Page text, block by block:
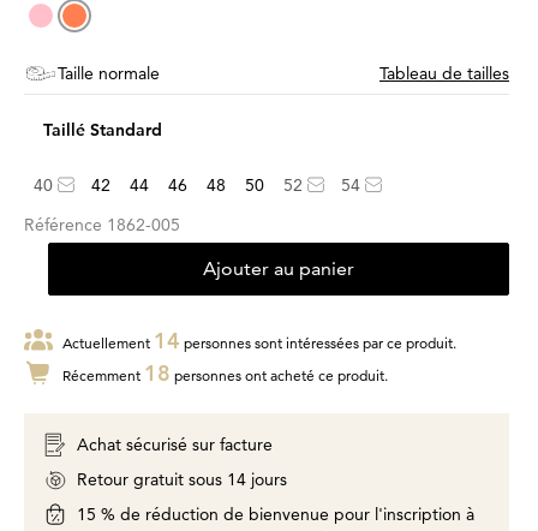
Taille normale Tableau de tailles
Taillé Standard
40 42 44 46 48 50 52
54
Référence 1862-005
Ajouter au panier
Actuellement 14 personnes sont intéressées par ce produit.
Récemment 18 personnes ont acheté ce produit.
Achat sécurisé sur facture
Retour gratuit sous 14 jours
15 % de réduction de bienvenue pour l'inscription à